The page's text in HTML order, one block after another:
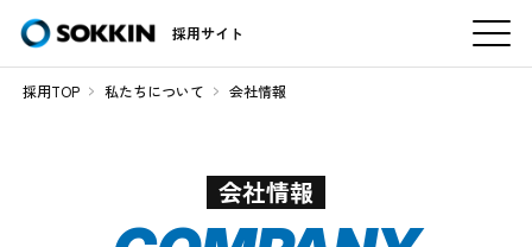
採用サイト
採用TOP 私たちについて 会社情報
会社情報